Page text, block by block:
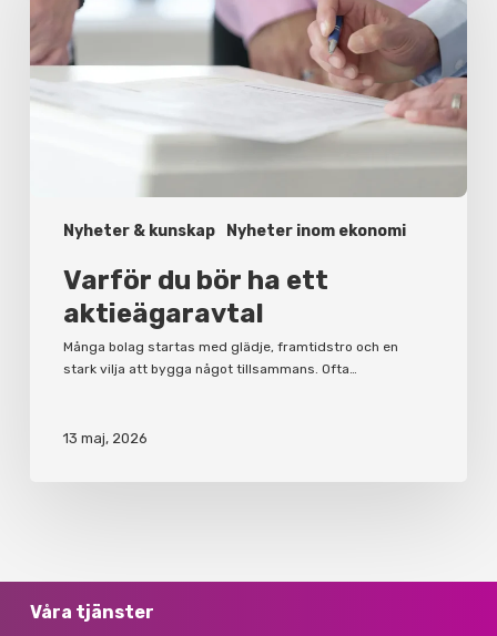
Nyheter & kunskap Nyheter inom ekonomi
ett
aktieägaravtal
Varför du bör ha ett
aktieägaravtal
Många bolag startas med glädje, framtidstro och en
stark vilja att bygga något tillsammans. Ofta…
13 maj, 2026
Våra tjänster